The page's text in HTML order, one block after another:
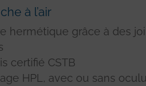
à l’air
hermétique grâce à des
certifié CSTB
HPL, avec ou sans